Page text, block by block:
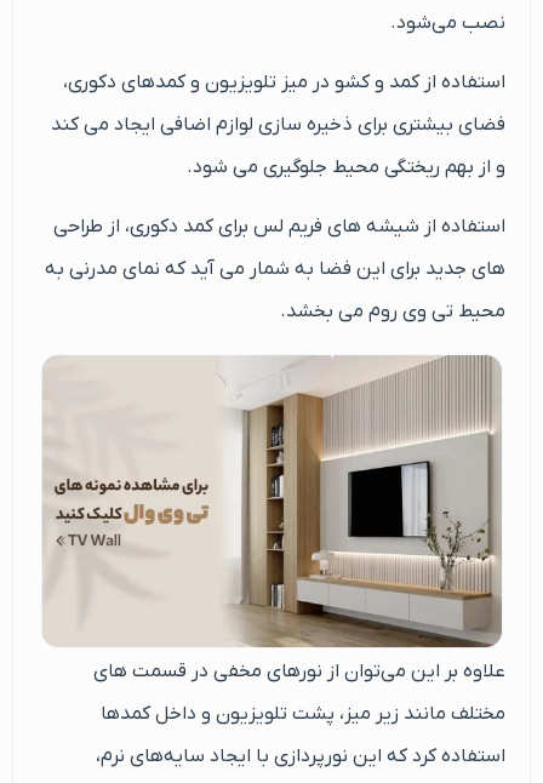
نصب می‌شود.
استفاده از کمد و کشو در میز تلویزیون و کمدهای دکوری،
فضای بیشتری برای ذخیره سازی لوازم اضافی ایجاد می کند
و از بهم ریختگی محیط جلوگیری می شود.
استفاده از شیشه های فریم لس برای کمد دکوری، از طراحی
های جدید برای این فضا به شمار می آید که نمای مدرنی به
محیط تی وی روم می بخشد.
علاوه بر این می‌توان از نورهای مخفی در قسمت‌ های
مختلف مانند زیر میز، پشت تلویزیون و داخل کمدها
استفاده کرد که این نورپردازی با ایجاد سایه‌های نرم،